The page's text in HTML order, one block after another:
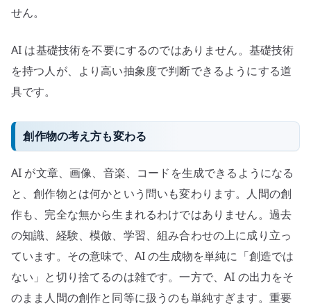
せん。
AI は基礎技術を不要にするのではありません。基礎技術
を持つ人が、より高い抽象度で判断できるようにする道
具です。
創作物の考え方も変わる
AI が文章、画像、音楽、コードを生成できるようになる
と、創作物とは何かという問いも変わります。人間の創
作も、完全な無から生まれるわけではありません。過去
の知識、経験、模倣、学習、組み合わせの上に成り立っ
ています。その意味で、AI の生成物を単純に「創造では
ない」と切り捨てるのは雑です。一方で、AI の出力をそ
のまま人間の創作と同等に扱うのも単純すぎます。重要